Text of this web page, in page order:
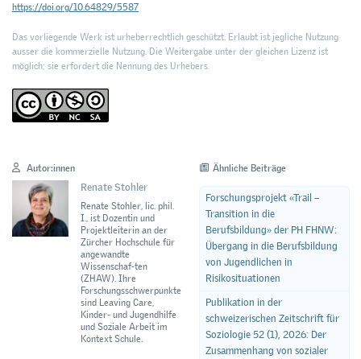
https://doi.org/10.64829/5587
Das vorliegende Werk ist urheberrechtlich geschützt. Erlaubt ist jegliche Nutzung
ausser die kommerzielle Nutzung. Die Weitergabe unter der gleichen Lizenz ist
möglich; sie erfordert die Nennung des Urhebers.
Autor:innen
Renate Stohler
Renate Stohler, lic. phil.
I., ist Dozentin und
Projektleiterin an der
Zürcher Hochschule für
angewandte
Wissenschaf-ten
(ZHAW). Ihre
Forschungsschwerpunkte
sind Leaving Care,
Kinder- und Jugendhilfe
und Soziale Arbeit im
Kontext Schule.
Ähnliche Beiträge
Forschungsprojekt «Trail –
Transition in die
Berufsbildung» der PH FHNW:
Übergang in die Berufsbildung
von Jugendlichen in
Risikosituationen
Publikation in der
schweizerischen Zeitschrift für
Soziologie 52 (1), 2026: Der
Zusammenhang von sozialer